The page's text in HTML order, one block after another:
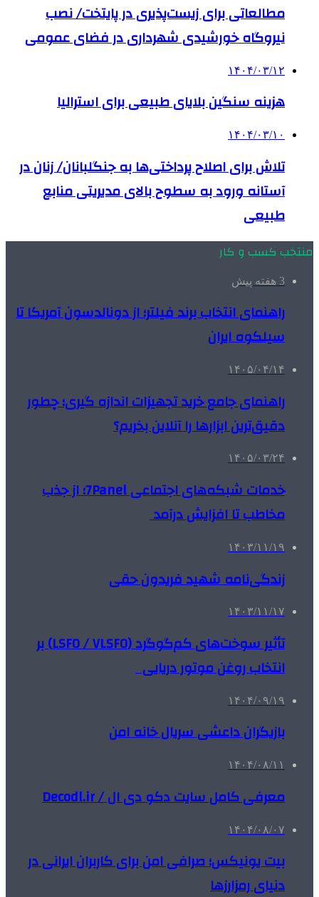
مطالعاتی برای زیست‌پذیری در پایتخت/ نصب
نیروگاه‌ خورشیدی شهرداری در فضای عمومی‌
۱۴۰۴/۰۳/۱۲
هزینه سنگین بلایای طبیعی برای استرالیا
۱۴۰۴/۰۳/۱۰
تلاش برای اصلاح پرداختی‌ها به جنگلبانان/ زنان در
آستانه ورود به سطوح بالای مدیریتی منابع
طبیعی
منتخب کسب و کار
3 هفته پیش
راهنمای انتخاب برند فیلتر؛ از دونالدسون آمریکا تا
سیلکوه ایران
۱۴۰۵/۰۴/۱۴
راهنمای جامع خرید تجهیزات اندازه گیری؛ چطور
دقیق‌ترین ابزارها را آنلاین بخریم؟
۱۴۰۵/۰۳/۲۴
خدمات شبکه‌های اجتماعی 7Panel؛ از جذب
مخاطب تا افزایش درآمد
۱۴۰۳/۱۱/۱۹
زندگی‌نامه شهید فریدون حقی
۱۴۰۳/۱۱/۱۷
تأثیر سوخت‌های کم‌گوگرد (LSFO / VLSFO) بر
انتخاب روغن موتور دریایی
۱۴۰۴/۰۹/۱۹
بازیگران داعشی سریال خانه امن
۱۴۰۴/۰۸/۱۱
معرفی کامل سایت دکو دی ال / Decodl.ir
۱۴۰۴/۰۸/۰۷
بیت یونیکس؛ صرافی امن برای کاربران ایرانی در
دنیای رمزارزها